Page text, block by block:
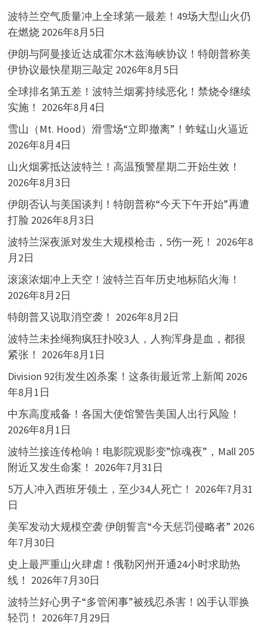
波特兰空气质量冲上全球第一最差！49场大型山火仍
在燃烧 2026年8月5日
伊朗与阿曼接近达成霍尔木兹海峡协议！特朗普称美
伊协议最快星期三敲定 2026年8月5日
全球排名第五差！波特兰烟雾持续恶化！禁烧令继续
实施！ 2026年8月4日
雪山（Mt. Hood）滑雪场“立即撤离”！蚱蜢山火逼近
2026年8月4日
山火烟雾抵达波特兰！高温预警星期二开始生效！
2026年8月3日
伊朗否认与美国谈判！特朗普称“今天下午开始”再遭
打脸 2026年8月3日
波特兰深夜派对发生大规模枪击，5伤一死！ 2026年8
月2日
滚滚浓烟冲上天空！波特兰百年历史地标陷火海！
2026年8月2日
特朗普又说取消空袭！ 2026年8月2日
波特兰未拴绳狗疯狂扑咬3人，人狗浑身是血，都很
紧张！ 2026年8月1日
Division 92街发生凶杀案！这条街最近常上新闻 2026
年8月1日
中东高度戒备！各国大使馆警告美国人出行风险！
2026年8月1日
波特兰接连传枪响！电影院观影变”惊魂夜”，Mall 205
附近又发生命案！ 2026年7月31日
5万人冲入西班牙领土，至少34人死亡！ 2026年7月31
日
美军发动大规模空袭 伊朗誓言“今天惩罚侵略者” 2026
年7月30日
史上最严重山火肆虐！俄勒冈州开通24小时求助热
线！ 2026年7月30日
波特兰好心男子“多管闲事”被残忍杀害！凶手认罪换
轻罚！ 2026年7月29日